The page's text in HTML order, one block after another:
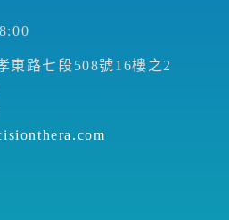
東路七段508號16樓之2